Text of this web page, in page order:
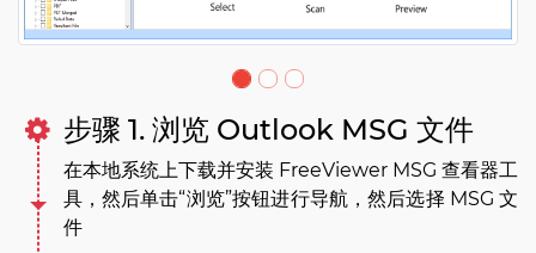
步骤 1. 浏览 Outlook MSG 文件
在本地系统上下载并安装 FreeViewer MSG 查看器工
具，然后单击“浏览”按钮进行导航，然后选择 MSG 文
件